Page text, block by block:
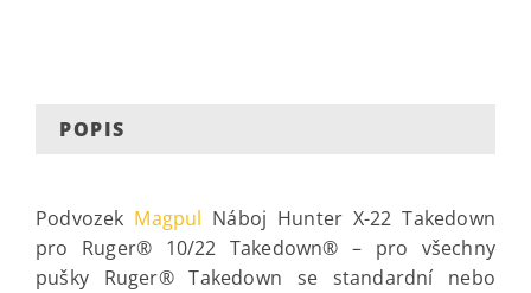
POPIS
Podvozek Magpul Náboj Hunter X-22 Takedown
pro Ruger® 10/22 Takedown® – pro všechny
pušky Ruger® Takedown se standardní nebo